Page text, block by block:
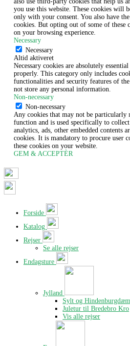
you use this website. These cookies will
only with your consent. You also have
cookies. But opting out of some of these
on your browsing experience.
Necessary
Necessary
Altid aktiveret
Necessary cookies are absolutely
properly. This category only includes
functionalities and security features of
not store any personal information.
Non-necessary
Non-necessary
Any cookies that may not be particularly
function and is used specifically to
analytics, ads, other embedded contents
cookies. It is mandatory to procure user
these cookies on your website.
GEM & ACCEPTÈR
Forside
Katalog
Rejser
Se alle rejser
Endagsture
Jylland
Sylt og
Juletur til Bredebro Kro
Vis alle rejser